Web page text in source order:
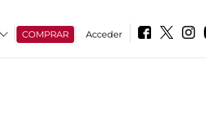
COMPRAR Acceder